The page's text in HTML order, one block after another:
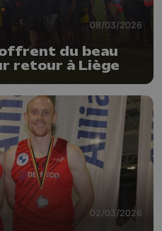
08/03/2026
du beau
retour à Liège
02/03/2026